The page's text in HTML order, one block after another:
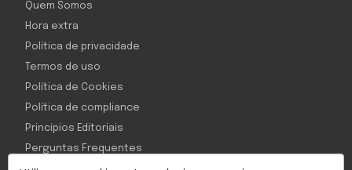
Quem Somos
Hora extra
Política de privacidade
Termos de uso
Política de Cookies
Política de compliance
Princípios Editoriais
Perguntas Frequentes